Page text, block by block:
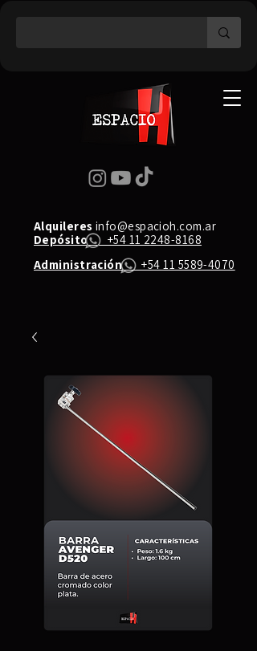
Depósito+54 11 2248-8168
Administración+54 11 5589-4070
Alquileres info@espacioh.com.ar